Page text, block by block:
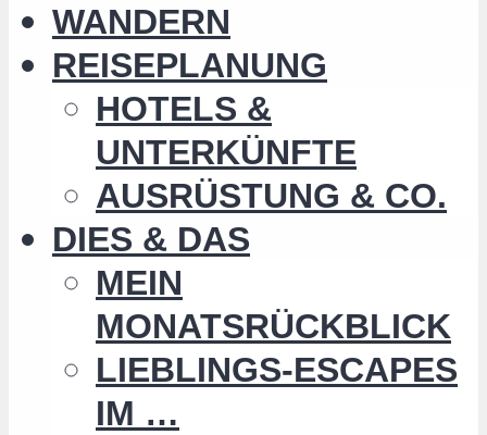
WANDERN
REISEPLANUNG
HOTELS &
UNTERKÜNFTE
AUSRÜSTUNG & CO.
DIES & DAS
MEIN
MONATSRÜCKBLICK
LIEBLINGS-ESCAPES
IM …